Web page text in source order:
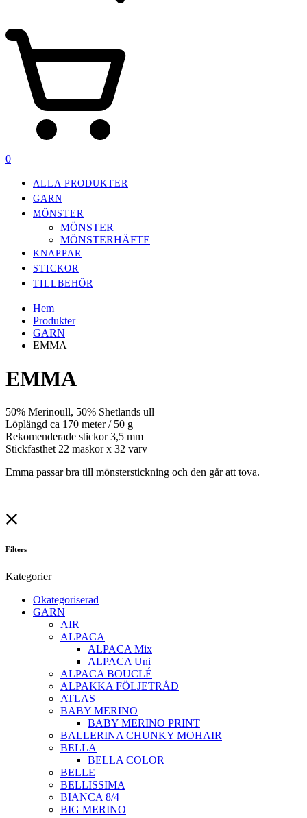
0
ALLA PRODUKTER
GARN
MÖNSTER
MÖNSTER
MÖNSTERHÄFTE
KNAPPAR
STICKOR
TILLBEHÖR
Hem
Produkter
GARN
EMMA
EMMA
50% Merinoull, 50% Shetlands ull
Löplängd ca 170 meter / 50 g
Rekomenderade stickor 3,5 mm
Stickfasthet 22 maskor x 32 varv
Emma passar bra till mönsterstickning och den går att tova.
Filters
Kategorier
Okategoriserad
GARN
AIR
ALPACA
ALPACA Mix
ALPACA Uni
ALPACA BOUCLÉ
ALPAKKA FÖLJETRÅD
ATLAS
BABY MERINO
BABY MERINO PRINT
BALLERINA CHUNKY MOHAIR
BELLA
BELLA COLOR
BELLE
BELLISSIMA
BIANCA 8/4
BIG MERINO